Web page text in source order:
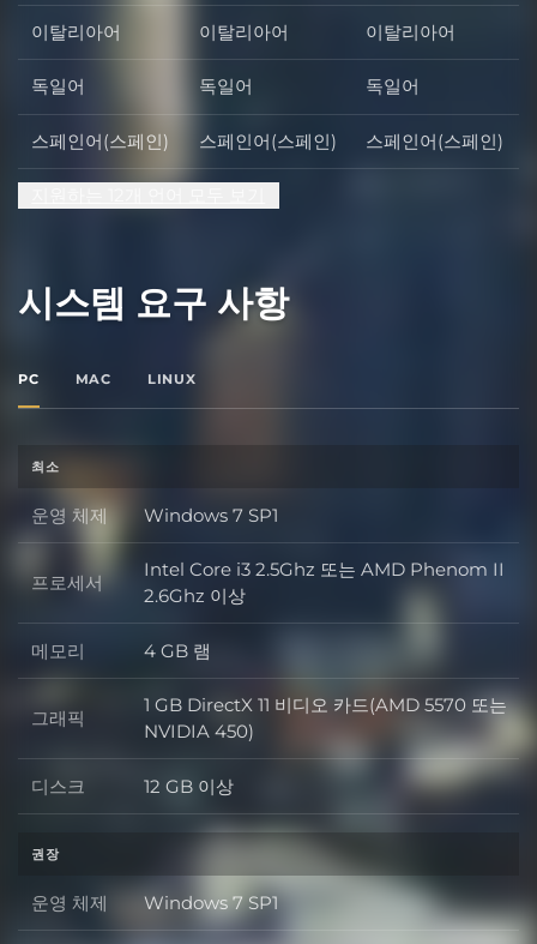
이탈리아어 이탈리아어 이탈리아어
독일어 독일어 독일어
스페인어(스페인) 스페인어(스페인) 스페인어(스페인)
시스템 요구 사항
PC MAC LINUX
최소
운영 체제 운영 체제
Windows 7 SP1
프로세서 프로세서
Intel Core i3 2.5Ghz 또는 AMD Phenom II
2.6Ghz 이상
메모리 메모리
4 GB 램
그래픽 그래픽
1 GB DirectX 11 비디오 카드(AMD 5570 또는
NVIDIA 450)
디스크 디스크
12 GB 이상
권장
운영 체제 운영 체제
Windows 7 SP1